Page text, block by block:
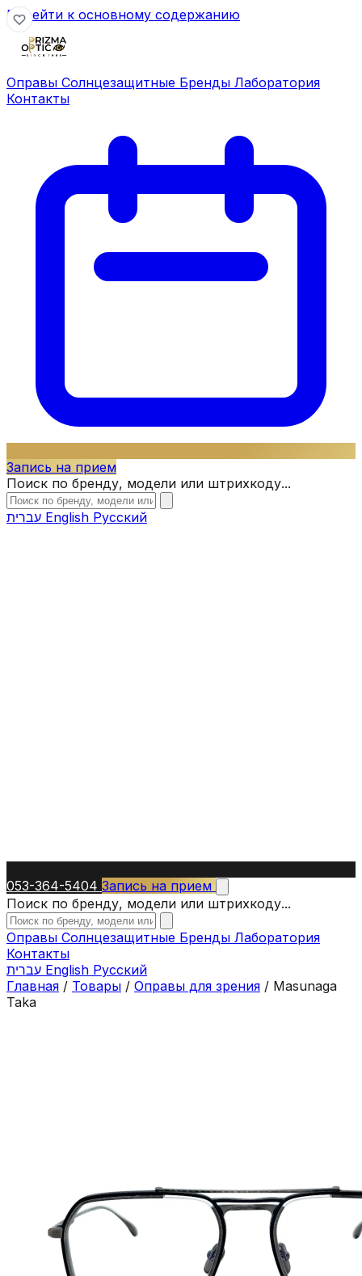
Перейти к основному содержанию
Оправы Солнцезащитные Бренды Лаборатория
Контакты
Запись на прием
Поиск по бренду, модели или штрихкоду...
English Русский
053-364-5404 Запись на прием
Поиск по бренду, модели или штрихкоду...
Оправы Солнцезащитные Бренды Лаборатория
Контакты
English Русский
Главная / Товары / Оправы для зрения / Masunaga
Taka